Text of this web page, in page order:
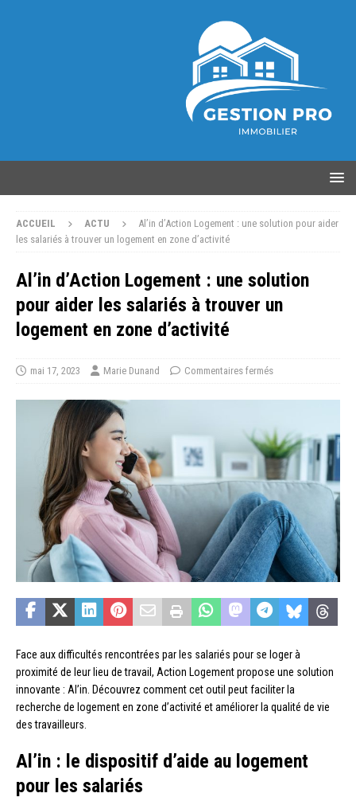
ACCUEIL ACTU
Al’in d’Action Logement : une solution pour aider
les salariés à trouver un logement en zone d’activité
Al’in d’Action Logement : une solution
pour aider les salariés à trouver un
logement en zone d’activité
mai 17, 2023 Marie Dunand Commentaires fermés
Face aux difficultés rencontrées par les salariés pour se loger à
proximité de leur lieu de travail, Action Logement propose une solution
innovante : Al’in. Découvrez comment cet outil peut faciliter la
recherche de logement en zone d’activité et améliorer la qualité de vie
des travailleurs.
Al’in : le dispositif d’aide au logement
pour les salariés